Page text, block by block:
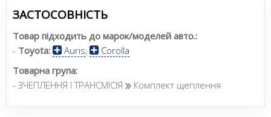
ЗАСТОСОВНІСТЬ
Товар підходить до марок/моделей авто.:
- Toyota: Auris,
Corolla
Товарна група:
- ЗЧЕПЛЕННЯ І ТРАНСМІСІЯ
Комплект щеплення